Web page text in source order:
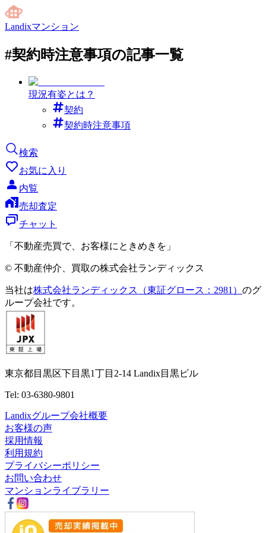
Landixマンション
#契約時注意事項の記事一覧
現況有姿とは？
契約
契約時注意事項
検索
お気に入り
内覧
売却査定
チャット
「不動産売買で、お客様にときめきを」
© 不動産仲介、買取の株式会社ランディックス
当社は株式会社ランディックス（東証グロース：2981） のグ
ループ会社です。
東京都目黒区下目黒1丁目2-14 Landix目黒ビル
Tel: 03-6380-9801
Landixグループ会社概要
お客様の声
採用情報
利用規約
プライバシーポリシー
お問い合わせ
マンションライブラリー